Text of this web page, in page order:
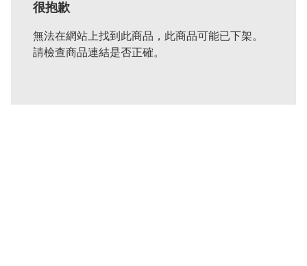
很抱歉
無法在網站上找到此商品，此商品可能已下架。
請檢查商品連結是否正確。